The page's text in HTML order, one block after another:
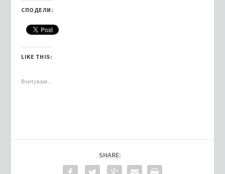
СПОДЕЛИ:
LIKE THIS:
Вчитувам...
SHARE: